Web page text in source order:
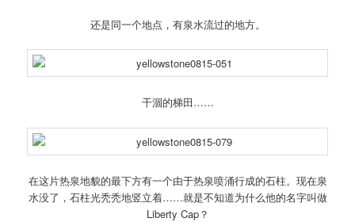
还是同一个地点，有泉水流过的地方。
干涸的梯田……
在这片热泉地貌的最下方有一个由于热泉喷涌行成的石柱。现在泉
水没了，石柱光秃秃地竖立着……就是不知道为什么他的名字叫做
Liberty Cap？